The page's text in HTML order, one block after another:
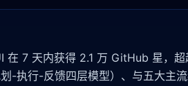
在 7 天内获得 2.1 万 GitHub 星，
-执行-反馈四层模型）、与五大主